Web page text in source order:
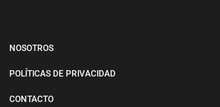
NOSOTROS
POLÍTICAS DE PRIVACIDAD
CONTACTO